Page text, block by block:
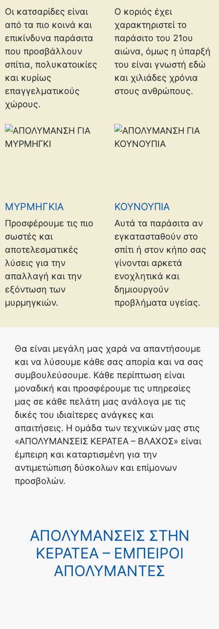
Οι κατσαρίδες είναι
από τα πιο κοινά και
επικίνδυνα παράσιτα
που προσβάλλουν
σπίτια, πολυκατοικίες
και κυρίως
επαγγελματικούς
χώρους.
Ο κοριός έχει
χαρακτηριστεί το
παράσιτο του 21ου
αιώνα, όμως η ύπαρξή
του είναι γνωστή εδώ
και χιλιάδες χρόνια
στους ανθρώπους.
ΜΥΡΜΗΓΚΙΑ
Προσφέρουμε τις πιο
σωστές και
αποτελεσματικές
λύσεις για την
απαλλαγή και την
εξόντωση των
μυρμηγκιών.
ΚΟΥΝΟΥΠΙΑ
Αυτά τα παράσιτα αν
εγκατασταθούν στο
σπίτι ή στον κήπο σας
γίνονται αρκετά
ενοχλητικά και
δημιουργούν
προβλήματα υγείας.
Θα είναι μεγάλη μας χαρά να απαντήσουμε
και να λύσουμε κάθε σας απορία και να σας
συμβουλεύσουμε. Κάθε περίπτωση είναι
μοναδική και προσφέρουμε τις υπηρεσίες
μας σε κάθε πελάτη μας ανάλογα με τις
δικές του ιδιαίτερες ανάγκες και
απαιτήσεις. Η ομάδα των τεχνικών μας στις
«ΑΠΟΛΥΜΑΝΣΕΙΣ ΚΕΡΑΤΕΑ – ΒΛΑΧΟΣ» είναι
έμπειρη και καταρτισμένη για την
αντιμετώπιση δύσκολων και επίμονων
προσβολών.
ΑΠΟΛΥΜΑΝΣΕΙΣ ΣΤΗΝ
ΚΕΡΑΤΕΑ – ΕΜΠΕΙΡΟΙ
ΑΠΟΛΥΜΑΝΤΕΣ